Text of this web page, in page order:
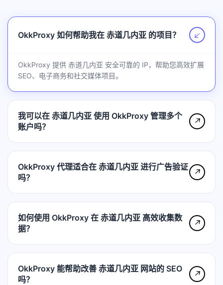
OkkProxy 如何帮助我在 赤道几内亚 的项目？ ↗
OkkProxy 提供 赤道几内亚 安全可靠的 IP，帮助您高效扩展
SEO、电子商务和社交媒体项目。
我可以在 赤道几内亚 使用 OkkProxy 管理多个
账户吗？
↗
OkkProxy 代理适合在 赤道几内亚 进行广告验证
吗？
↗
如何使用 OkkProxy 在 赤道几内亚 高效收集数
据？
↗
OkkProxy 能帮助改善 赤道几内亚 网站的 SEO
吗？
↗